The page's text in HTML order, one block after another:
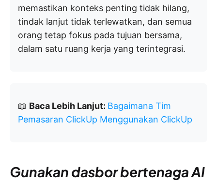
memastikan konteks penting tidak hilang,
tindak lanjut tidak terlewatkan, dan semua
orang tetap fokus pada tujuan bersama,
dalam satu ruang kerja yang terintegrasi.
📖 Baca Lebih Lanjut: Bagaimana Tim
Pemasaran ClickUp Menggunakan ClickUp
Gunakan dasbor bertenaga AI